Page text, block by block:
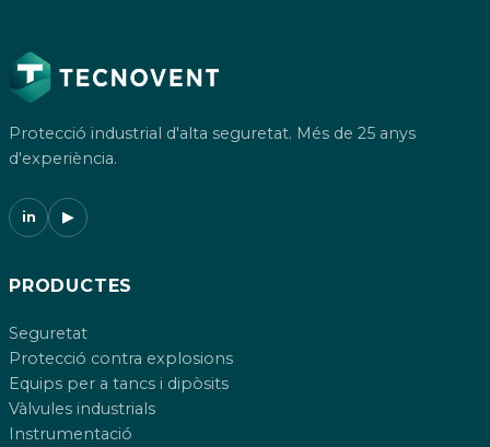
Protecció industrial d'alta seguretat. Més de 25 anys
d'experiència.
in ▶
PRODUCTES
Seguretat
Protecció contra explosions
Equips per a tancs i dipòsits
Vàlvules industrials
Instrumentació